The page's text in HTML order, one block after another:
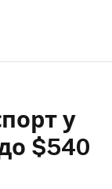
у
$540